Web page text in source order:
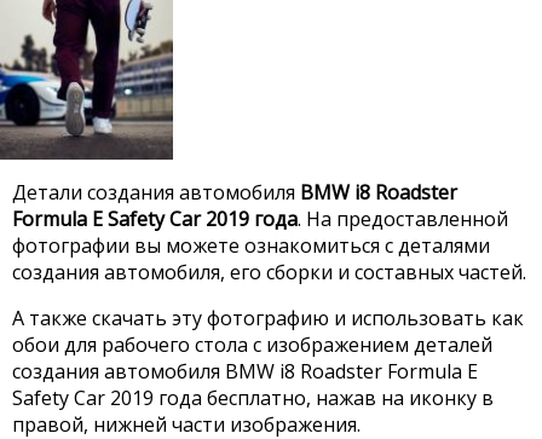
Детали создания автомобиля BMW i8 Roadster
Formula E Safety Car 2019 года. На предоставленной
фотографии вы можете ознакомиться с деталями
создания автомобиля, его сборки и составных частей.
А также скачать эту фотографию и использовать как
обои для рабочего стола с изображением деталей
создания автомобиля BMW i8 Roadster Formula E
Safety Car 2019 года бесплатно, нажав на иконку в
правой, нижней части изображения.